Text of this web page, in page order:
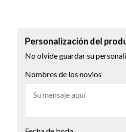
Personalización del
No olvide guardar su
Nombres de los novios